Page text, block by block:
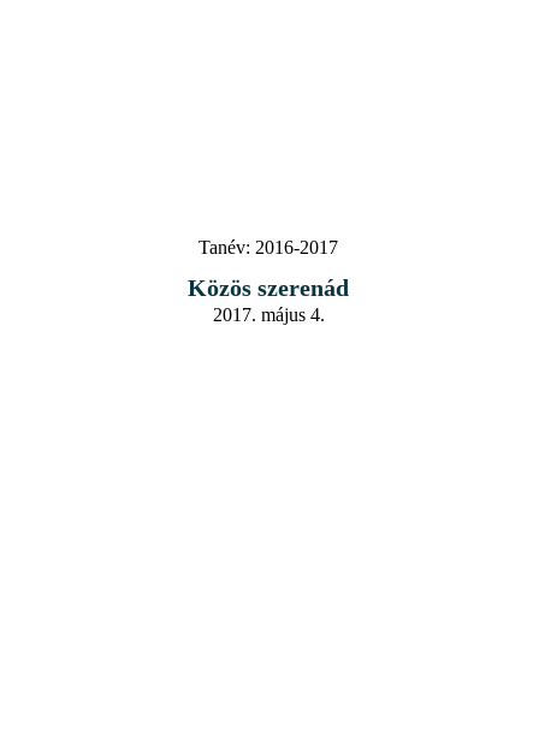
Tanév: 2016-2017
Közös szerenád
2017. május 4.